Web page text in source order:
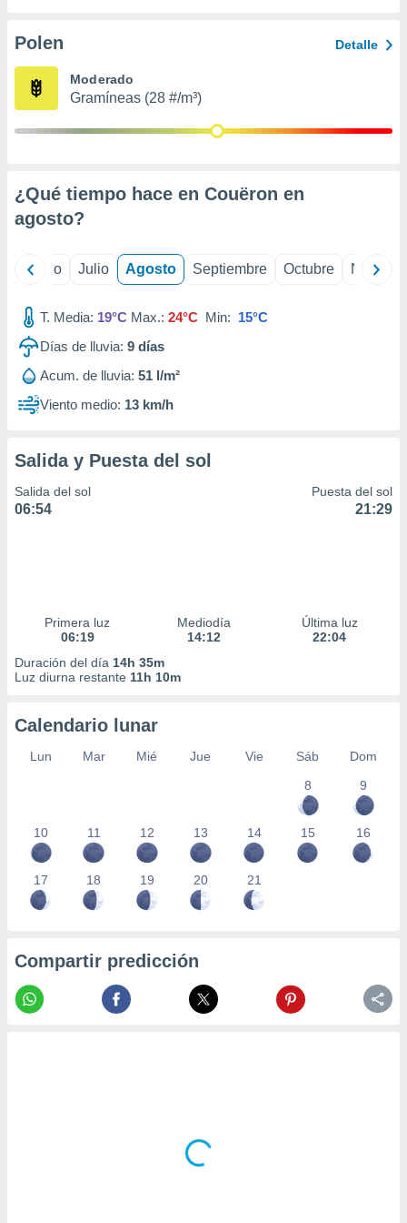
e
mediante
de
1199
Polen Detalle
Moderado
Gramíneas (28 #/m³)
¿Qué tiempo hace en Couëron en
agosto?
Junio Julio Agosto Septiembre Octubre
T. Media: 19°C Max.: 24°C Min: 15°C
Días de lluvia: 9 días
Acum. de lluvia: 51 l/m²
Viento medio: 13 km/h
Salida y Puesta del sol
Salida del sol
06:54
Puesta del sol
21:29
Primera luz
06:19
Mediodía
14:12
Última luz
22:04
Duración del día 14h 35m
Luz diurna restante 11h 10m
Calendario lunar
Lun Mar Mié Jue Vie Sáb
Dom
8
9
10 11 12 13 14 15 16
17 18 19 20 21
Compartir predicción